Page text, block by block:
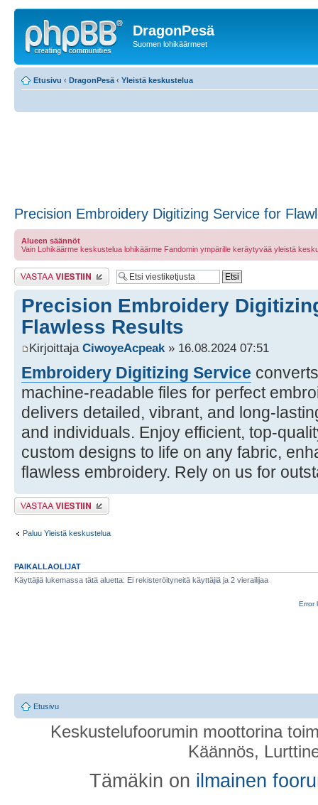
DragonPesä
Suomen lohikäärmeet
Etusivu ‹ DragonPesä ‹ Yleistä keskustelua
Precision Embroidery Digitizing Service for
Alueen säännöt
Vain Lohikäärme keskustelua lohikäärme Fandomin ympärille keräytyvää yleistä
Lähetä vastaus
Precision Embroidery
Flawless Results
Kirjoittaja CiwoyeAcpeak » 16.08.2024 07:51
Embroidery Digitizing Service
machine-readable files for perfect
delivers detailed, vibrant, and long-
and individuals. Enjoy efficient, top-
custom designs to life on any fabric,
flawless embroidery. Rely on us for
Lähetä vastaus
Paluu Yleistä keskustelua
PAIKALLAOLIJAT
Käyttäjiä lukemassa tätä aluetta: Ei rekisteröityneitä käyttäjiä ja 2 vierailijaa
Error
Etusivu
Keskustelufoorumin moottorina
Käännös,
Tämäkin on ilmainen